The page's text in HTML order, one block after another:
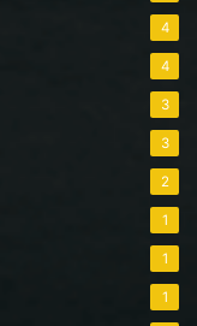
4
4
3
3
2
1
1
1